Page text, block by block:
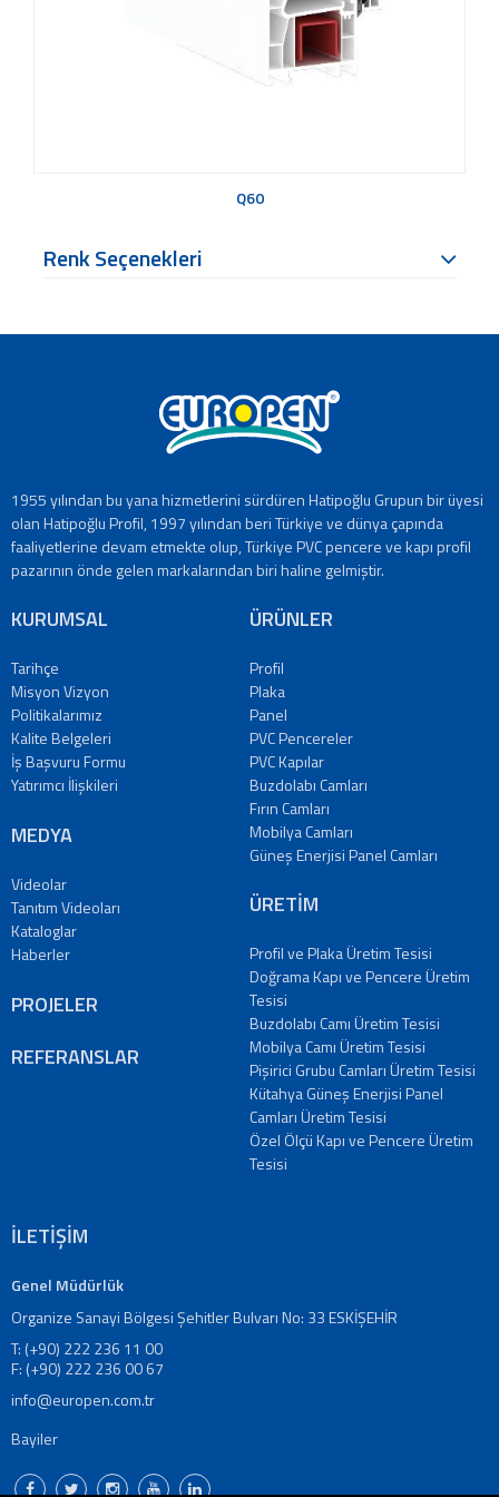
Q60
Renk Seçenekleri
1955 yılından bu yana hizmetlerini sürdüren Hatipoğlu Grupun bir üyesi
olan Hatipoğlu Profil, 1997 yılından beri Türkiye ve dünya çapında
faaliyetlerine devam etmekte olup, Türkiye PVC pencere ve kapı profil
pazarının önde gelen markalarından biri haline gelmiştir.
KURUMSAL
Tarihçe
Misyon Vizyon
Politikalarımız
Kalite Belgeleri
İş Başvuru Formu
Yatırımcı İlişkileri
MEDYA
Videolar
Tanıtım Videoları
Kataloglar
Haberler
PROJELER
REFERANSLAR
ÜRÜNLER
Profil
Plaka
Panel
PVC Pencereler
PVC Kapılar
Buzdolabı Camları
Fırın Camları
Mobilya Camları
Güneş Enerjisi Panel Camları
ÜRETİM
Profil ve Plaka Üretim Tesisi
Doğrama Kapı ve Pencere Üretim
Tesisi
Buzdolabı Camı Üretim Tesisi
Mobilya Camı Üretim Tesisi
Pişirici Grubu Camları Üretim Tesisi
Kütahya Güneş Enerjisi Panel
Camları Üretim Tesisi
Özel Ölçü Kapı ve Pencere Üretim
Tesisi
İLETİŞİM
Genel Müdürlük
Organize Sanayi Bölgesi Şehitler Bulvarı No: 33 ESKİŞEHİR
T: (+90) 222 236 11 00
F: (+90) 222 236 00 67
info@europen.com.tr
Bayiler